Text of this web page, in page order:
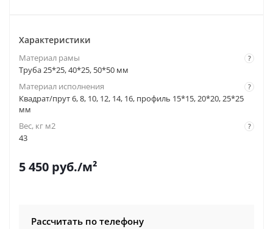
Характеристики
?
Материал рамы
Труба 25*25, 40*25, 50*50 мм
?
Материал исполнения
Квадрат/прут 6, 8, 10, 12, 14, 16, профиль 15*15, 20*20, 25*25
мм
?
Вес, кг м2
43
5 450 руб./м²
Рассчитать по телефону